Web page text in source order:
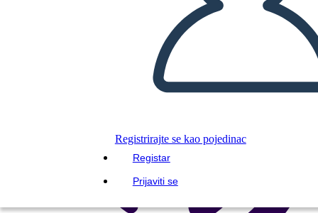
Registrirajte se kao pojedinac
Registar
Prijaviti se